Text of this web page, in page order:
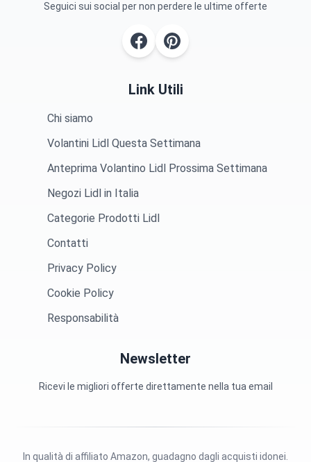
Seguici sui social per non perdere le ultime offerte
Link Utili
Chi siamo
Volantini Lidl Questa Settimana
Anteprima Volantino Lidl Prossima Settimana
Negozi Lidl in Italia
Categorie Prodotti Lidl
Contatti
Privacy Policy
Cookie Policy
Responsabilità
Newsletter
Ricevi le migliori offerte direttamente nella tua email
In qualità di affiliato Amazon, guadagno dagli acquisti idonei.